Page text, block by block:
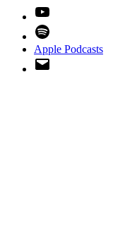
Apple Podcasts